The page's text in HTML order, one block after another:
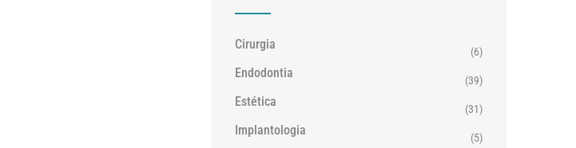
Cirurgia (6)
Endodontia (39)
Estética (31)
Implantologia (5)